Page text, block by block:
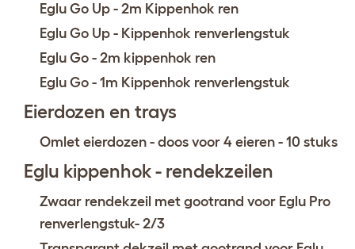
Eglu Go Up - 2m Kippenhok ren
Eglu Go Up - Kippenhok renverlengstuk
Eglu Go - 2m kippenhok ren
Eglu Go - 1m Kippenhok renverlengstuk
Eierdozen en trays
Omlet eierdozen - doos voor 4 eieren - 10 stuks
Eglu kippenhok - rendekzeilen
Zwaar rendekzeil met gootrand voor Eglu Pro
renverlengstuk- 2/3